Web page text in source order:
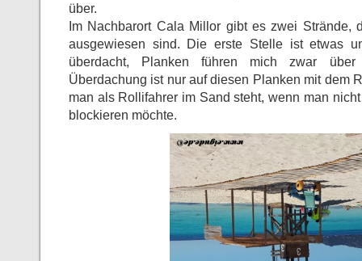
über.
Im Nachbarort Cala Millor gibt es zwei Strände,
ausgewiesen sind. Die erste Stelle ist etwas
überdacht, Planken führen mich zwar
Überdachung ist nur auf diesen Planken mit dem
man als Rollifahrer im Sand steht, wenn man
blockieren möchte.